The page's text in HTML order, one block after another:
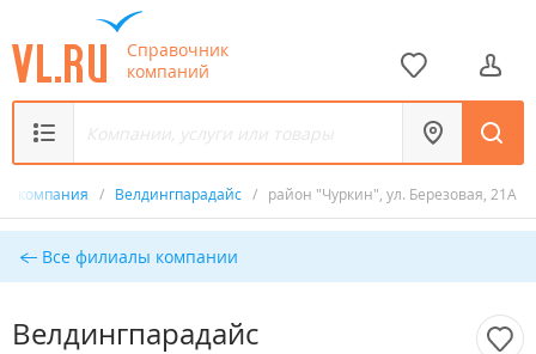
Справочник
компаний
компания / Велдингпарадайс / район "Чуркин", ул. Березовая, 21А
Все филиалы компании
Велдингпарадайс